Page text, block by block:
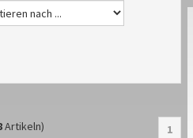
Artikeln) 1